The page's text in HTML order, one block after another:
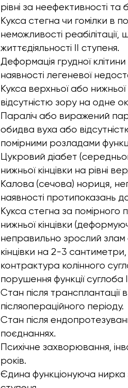
рівні за неефективності та
Кукса стегна чи гомілки в
неможливості
життєдіяльності II ступеня.
Деформація грудної
наявності легеневої
Кукса верхньої або
відсутністю зору на одне
Параліч або виражений
обидва вуха або
помірними розладами
Цукровий діабет
нижньої кінцівки на рівні
Калова (сечова) нориця,
наявності протипоказань
Кукса стегна за помірного
нижньої кінцівки
неправильно зрослий злам
кінцівки на 2-3
контрактура колінного
порушення функції суглоба
Стан після трансплантації
післяопераційного періоду.
Стан після
поєднаннях.
Психічне захворювання,
років.
Єдина функціонуюча нирка